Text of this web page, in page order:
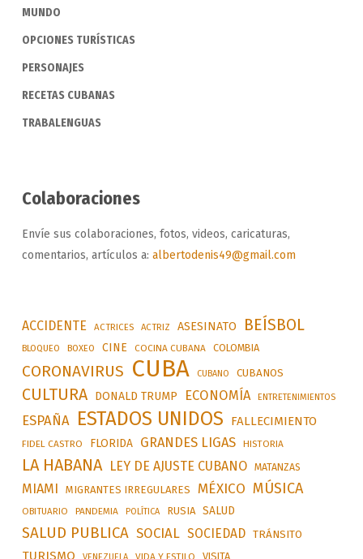
MUNDO
OPCIONES TURÍSTICAS
PERSONAJES
RECETAS CUBANAS
TRABALENGUAS
Colaboraciones
Envíe sus colaboraciones, fotos, videos, caricaturas,
comentarios, artículos a: albertodenis49@gmail.com
ACCIDENTE ACTRICES ACTRIZ ASESINATO BEÍSBOL
BLOQUEO BOXEO CINE COCINA CUBANA COLOMBIA
CORONAVIRUS CUBA CUBANO CUBANOS
CULTURA DONALD TRUMP ECONOMÍA ENTRETENIMIENTOS
ESPAÑA ESTADOS UNIDOS FALLECIMIENTO
FIDEL CASTRO FLORIDA GRANDES LIGAS HISTORIA
LA HABANA LEY DE AJUSTE CUBANO MATANZAS
MIAMI MIGRANTES IRREGULARES MÉXICO MÚSICA
OBITUARIO PANDEMIA POLÍTICA RUSIA SALUD
SALUD PUBLICA SOCIAL SOCIEDAD TRÁNSITO
TURISMO VIDA Y ESTILO VISITA